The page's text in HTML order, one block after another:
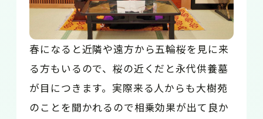
春になると近隣や遠方から五輪桜を見に来
る方もいるので、桜の近くだと永代供養墓
が目につきます。実際来る人からも大樹苑
のことを聞かれるので相乗効果が出て良か